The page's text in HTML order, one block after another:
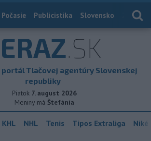
Počasie Publicistika Slovensko
.SK
portál Tlačovej agentúry Slovenskej
republiky
Piatok 7. august 2026
Meniny má Štefánia
KHL NHL Tenis Tipos Extraliga